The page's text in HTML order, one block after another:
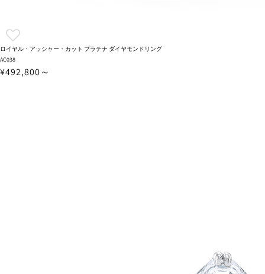
ロイヤル・アッシャー・カット プラチナ ダイヤモンドリング
AC038
¥492,800～